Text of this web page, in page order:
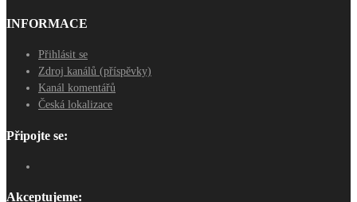
INFORMACE
Přihlásit se
Zdroj kanálů (příspěvky)
Kanál komentářů
Česká lokalizace
Připojte se:
Akceptujeme: